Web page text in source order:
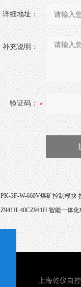
详细地址：
补充说明：
验证码：
PK-3F-W-660V煤矿控制模块
Z941H-40CZ941H 智能一体
上海乾仪自